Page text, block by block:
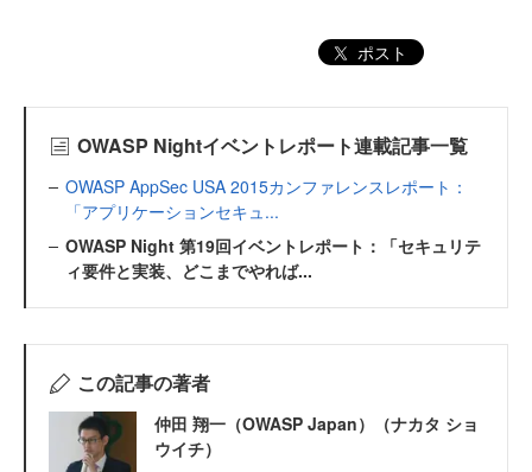
ポスト
OWASP Nightイベントレポート連載記事一覧
OWASP AppSec USA 2015カンファレンスレポート：
「アプリケーションセキュ...
OWASP Night 第19回イベントレポート：「セキュリテ
ィ要件と実装、どこまでやれば...
この記事の著者
仲田 翔一（OWASP Japan）（ナカタ ショ
ウイチ）